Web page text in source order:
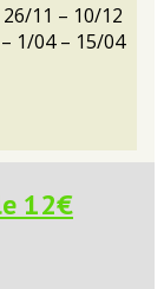
11 – 10/12
1/04 – 15/04
12€